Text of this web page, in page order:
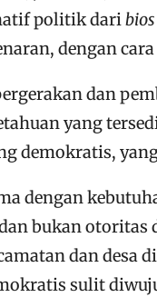
politik daribios
dengan
dan
yang
demokratis,
dengan
bukan
dan
sulit